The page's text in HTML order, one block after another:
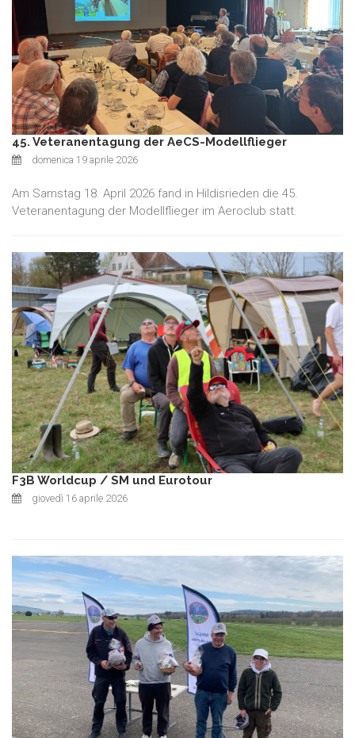
45. Veteranentagung der AeCS-Modellflieger
domenica 19 aprile 2026
Am Samstag 18. April 2026 fand in Hildisrieden die 45.
Veteranentagung der Modellflieger im Aeroclub statt.
F3B Worldcup / SM und Eurotour
giovedì 16 aprile 2026